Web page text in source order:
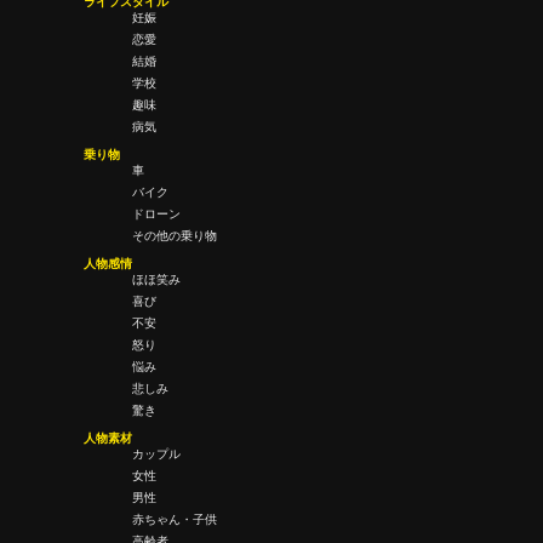
妊娠
恋愛
結婚
学校
趣味
病気
乗り物
車
バイク
ドローン
その他の乗り物
人物感情
ほほ笑み
喜び
不安
怒り
悩み
悲しみ
驚き
人物素材
カップル
女性
男性
赤ちゃん・子供